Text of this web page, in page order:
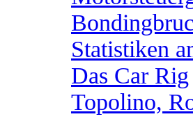
Statistiken
Das Car Rig
Topolino,